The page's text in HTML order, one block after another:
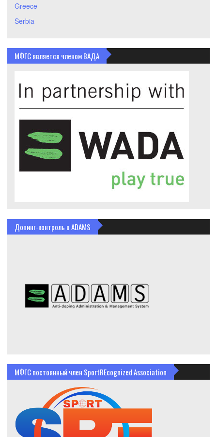
Greece
Serbia
МФГС является членом ВАДА
Допинг-контроль в ADAMS
МФГС постоянный член SportREcognized Association